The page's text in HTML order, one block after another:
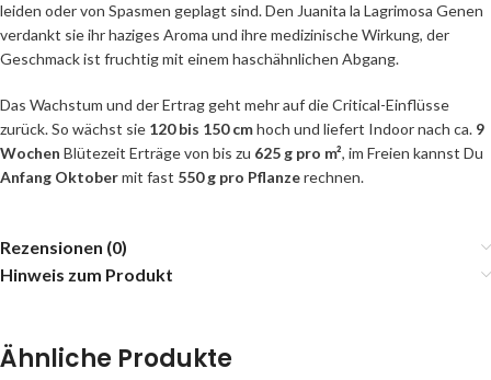
leiden oder von Spasmen geplagt sind. Den Juanita la Lagrimosa Genen
verdankt sie ihr haziges Aroma und ihre medizinische Wirkung, der
Geschmack ist fruchtig mit einem haschähnlichen Abgang.
Das Wachstum und der Ertrag geht mehr auf die Critical-Einflüsse
zurück. So wächst sie 120 bis 150 cmhoch und liefert Indoor nach ca. 9
Wochen Blütezeit Erträge von bis zu 625 g pro m², im Freien kannst Du
Anfang Oktobermit fast 550 g pro Pflanzerechnen.
Rezensionen (0)
Hinweis zum Produkt
Ähnliche Produkte